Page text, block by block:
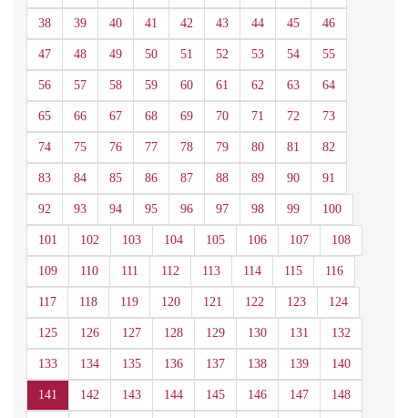
38 39 40 41 42 43 44 45 46
47 48 49 50 51 52 53 54 55
56 57 58 59 60 61 62 63 64
65 66 67 68 69 70 71 72 73
74 75 76 77 78 79 80 81 82
83 84 85 86 87 88 89 90 91
92 93 94 95 96 97 98 99 100
101 102 103 104 105 106 107 108
109 110 111 112 113 114 115 116
117 118 119 120 121 122 123 124
125 126 127 128 129 130 131 132
133 134 135 136 137 138 139 140
141 142 143 144 145 146 147 148